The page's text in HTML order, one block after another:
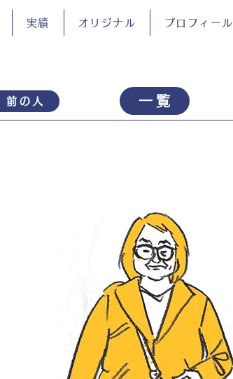
実績 オリジナル プロフィール
前の人 一覧